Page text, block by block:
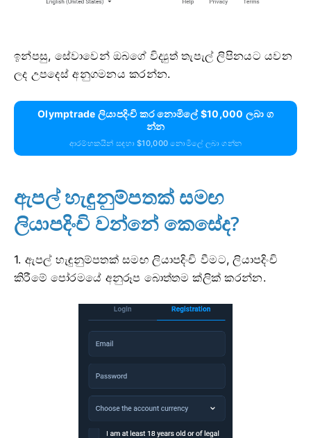
ඉන්පසු, සේවාවෙන් ඔබගේ විද්‍යුත් තැපැල් ලිපිනයට යවන
ලද උපදෙස් අනුගමනය කරන්න.
Olymptrade ලියාපදිංචි කර නොමිලේ $10,000 ලබා ග
න්න
ආරම්භකයින් සඳහා $10,000 නොමිලේ ලබා ගන්න
ඇපල් හැඳුනුම්පතක් සමඟ
ලියාපදිංචි වන්නේ කෙසේද?
1. ඇපල් හැඳුනුම්පතක් සමඟ ලියාපදිංචි වීමට, ලියාපදිංචි
කිරීමේ පෝරමයේ අනුරූප බොත්තම ක්ලික් කරන්න.